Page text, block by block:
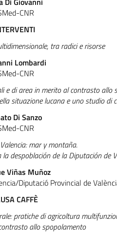
CNR
tra radici e risorse
Lombardi
CNR
e di area in merito al contrasto allo
situazione lucana e uno studio di
Di Sanzo
CNR
mar y montaña.
despoblación de la Diputación de
Viñas Muñoz
Diputació Provincial de
CAFFÈ
pratiche di agricoltura
allo spopolamento